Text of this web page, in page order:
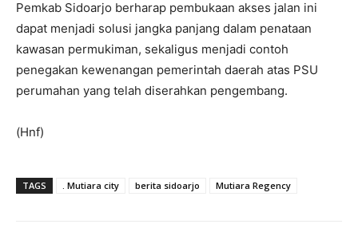
Pemkab Sidoarjo berharap pembukaan akses jalan ini
dapat menjadi solusi jangka panjang dalam penataan
kawasan permukiman, sekaligus menjadi contoh
penegakan kewenangan pemerintah daerah atas PSU
perumahan yang telah diserahkan pengembang.
(Hnf)
TAGS . Mutiara city berita sidoarjo Mutiara Regency